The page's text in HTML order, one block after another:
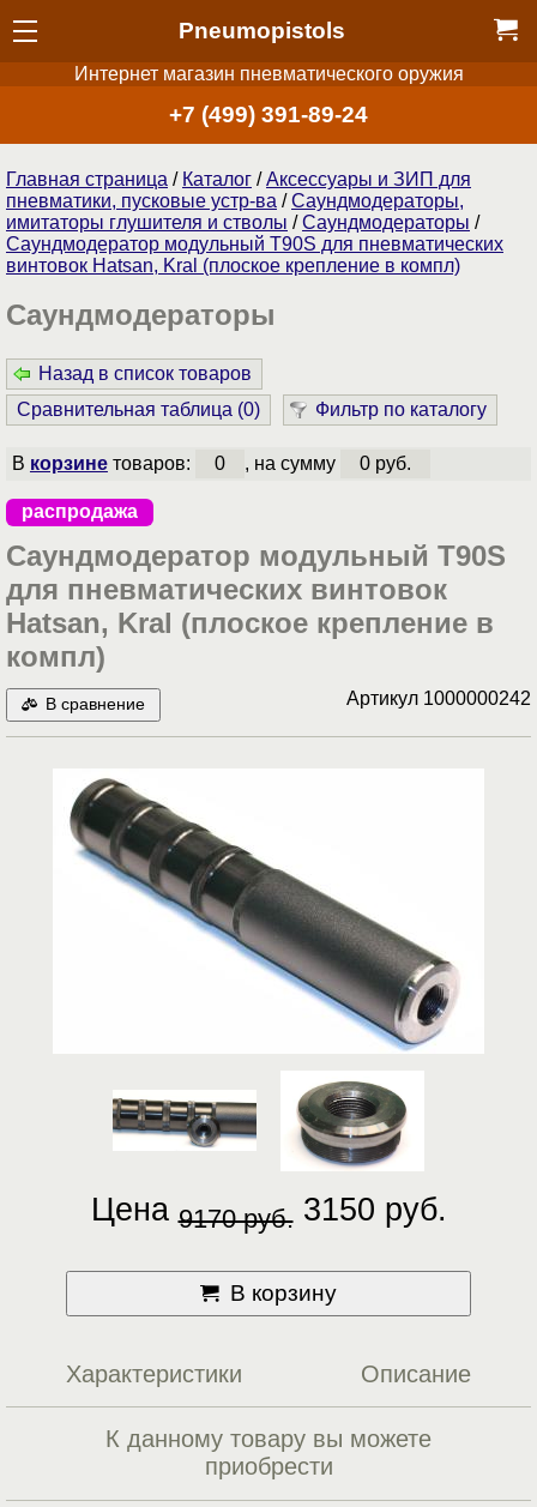
Pneumopistols
Интернет магазин пневматического оружия
+7 (499) 391-89-24
Главная страница / Каталог /Аксессуары и ЗИП для
пневматики, пусковые устр-ва /Саундмодераторы,
имитаторы глушителя и стволы /Саундмодераторы /
Саундмодератор модульный T90S для пневматических
винтовок Hatsan, Kral (плоское крепление в компл)
Саундмодераторы
Назад в список товаров
Сравнительная таблица (0) Фильтр по каталогу
В корзинетоваров: 0 , на сумму 0 руб.
распродажа
Саундмодератор модульный T90S
для пневматических винтовок
Hatsan, Kral (плоское крепление в
компл)
В сравнение Артикул 1000000242
Цена 9170 руб. 3150 руб.
В корзину
Характеристики Описание
К данному товару вы можете
приобрести